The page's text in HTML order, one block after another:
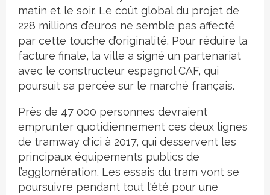
matin et le soir. Le coût global du projet de
228 millions d’euros ne semble pas affecté
par cette touche d’originalité. Pour réduire la
facture finale, la ville a signé un partenariat
avec le constructeur espagnol CAF, qui
poursuit sa percée sur le marché français.
Près de 47 000 personnes devraient
emprunter quotidiennement ces deux lignes
de tramway d'ici à 2017, qui desservent les
principaux équipements publics de
l’agglomération. Les essais du tram vont se
poursuivre pendant tout l'été pour une